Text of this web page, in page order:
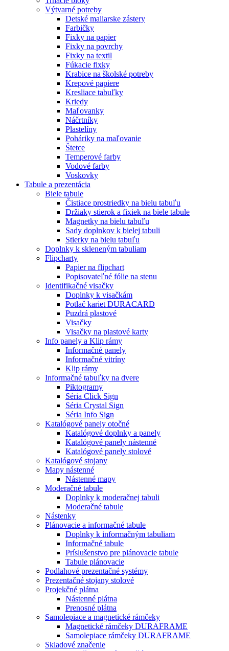
Výtvarné potreby
Detské maliarske zástery
Farbičky
Fixky na papier
Fixky na povrchy
Fixky na textil
Fúkacie fixky
Krabice na školské potreby
Krepové papiere
Kresliace tabuľky
Kriedy
Maľovanky
Náčrtníky
Plastelíny
Poháriky na maľovanie
Štetce
Temperové farby
Vodové farby
Voskovky
Tabule a prezentácia
Biele tabule
Čistiace prostriedky na bielu tabuľu
Držiaky stierok a fixiek na biele tabule
Magnetky na bielu tabuľu
Sady doplnkov k bielej tabuli
Stierky na bielu tabuľu
Doplnky k skleneným tabuliam
Flipcharty
Papier na flipchart
Popisovateľné fólie na stenu
Identifikačné visačky
Doplnky k visačkám
Potlač kariet DURACARD
Puzdrá plastové
Visačky
Visačky na plastové karty
Info panely a Klip rámy
Informačné panely
Informačné vitríny
Klip rámy
Informačné tabuľky na dvere
Piktogramy
Séria Click Sign
Séria Crystal Sign
Séria Info Sign
Katalógové panely otočné
Katalógové doplnky a panely
Katalógové panely nástenné
Katalógové panely stolové
Katalógové stojany
Mapy nástenné
Nástenné mapy
Moderačné tabule
Doplnky k moderačnej tabuli
Moderačné tabule
Nástenky
Plánovacie a informačné tabule
Doplnky k informačným tabuliam
Informačné tabule
Príslušenstvo pre plánovacie tabule
Tabule plánovacie
Podlahové prezentačné systémy
Prezentačné stojany stolové
Projekčné plátna
Nástenné plátna
Prenosné plátna
Samolepiace a magnetické rámčeky
Magnetické rámčeky DURAFRAME
Samolepiace rámčeky DURAFRAME
Skladové značenie